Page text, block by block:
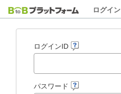
ログイン
ログインID
パスワード